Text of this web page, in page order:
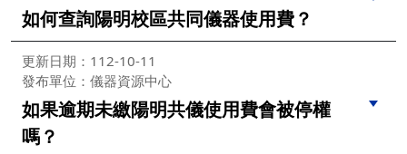
如何查詢陽明校區共同儀器使用費？
更新日期：112-10-11
發布單位：儀器資源中心
如果逾期未繳陽明共儀使用費會被停權
嗎？